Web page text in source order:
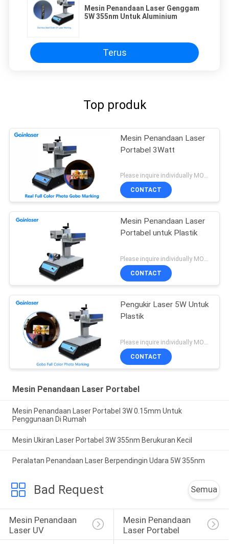
Mesin Penandaan Laser Genggam
5W 355nm Untuk Aluminium
Terus
Top produk
Mesin Penandaan Laser
Portabel 3Watt
Please inquire individually MOQ:1
CONTACT
Mesin Penandaan Laser
Portabel untuk Plastik
Please inquire individually MOQ:1
CONTACT
Pengukir Laser 5W Untuk
Plastik
CONTACT
Mesin Penandaan Laser Portabel
Mesin Penandaan Laser Portabel 3W 0.15mm Untuk
Penggunaan Di Rumah
Mesin Ukiran Laser Portabel 3W 355nm Berukuran Kecil
Peralatan Penandaan Laser Berpendingin Udara 5W 355nm
Bad Request Semua
Mesin Penandaan
Laser UV
Mesin Penandaan
Laser Portabel